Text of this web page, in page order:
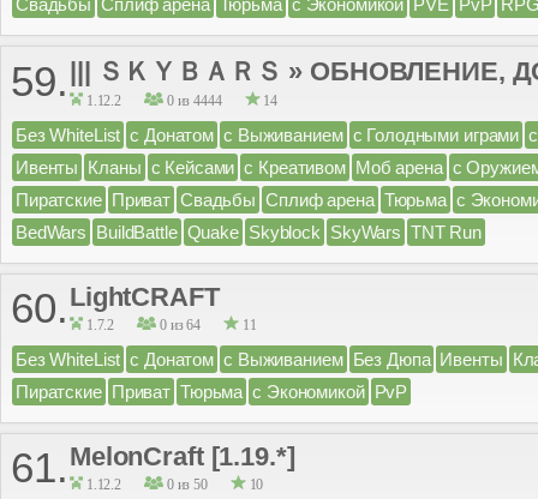
Свадьбы Сплиф арена Тюрьма с Экономикой PVE PvP
59. ||| ＳＫＹＢＡＲＳ » ОБНОВЛЕНИЕ,
1.12.2 0 из 4444 14
Без WhiteList с Донатом с Выживанием с Голодными играми
Ивенты Кланы с Кейсами с Креативом Моб арена с
Пиратские Приват Свадьбы Сплиф арена Тюрьма с
BedWars BuildBattle Quake Skyblock SkyWars TNT Run
60. LightCRAFT
1.7.2 0 из 64 11
Без WhiteList с Донатом с Выживанием Без Дюпа Ивенты
Пиратские Приват Тюрьма с Экономикой PvP
61. MelonCraft [1.19.*]
1.12.2 0 из 50 10